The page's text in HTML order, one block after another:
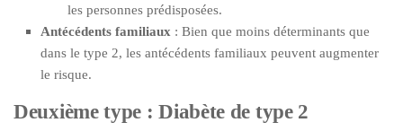
les personnes prédisposées.
Antécédents familiaux : Bien que moins déterminants que
dans le type 2, les antécédents familiaux peuvent augmenter
le risque.
Deuxième type : Diabète de type 2